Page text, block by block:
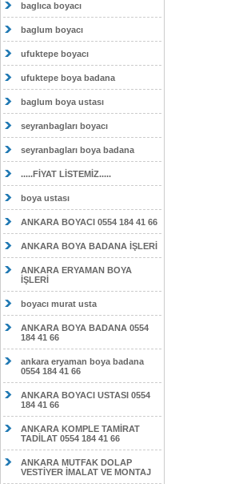
baglıca boyacı
baglum boyacı
ufuktepe boyacı
ufuktepe boya badana
baglum boya ustası
seyranbagları boyacı
seyranbagları boya badana
.....FİYAT LİSTEMİZ.....
boya ustası
ANKARA BOYACI 0554 184 41 66
ANKARA BOYA BADANA İŞLERİ
ANKARA ERYAMAN BOYA
İŞLERİ
boyacı murat usta
ANKARA BOYA BADANA 0554
184 41 66
ankara eryaman boya badana
0554 184 41 66
ANKARA BOYACI USTASI 0554
184 41 66
ANKARA KOMPLE TAMİRAT
TADİLAT 0554 184 41 66
ANKARA MUTFAK DOLAP
VESTİYER İMALAT VE MONTAJ